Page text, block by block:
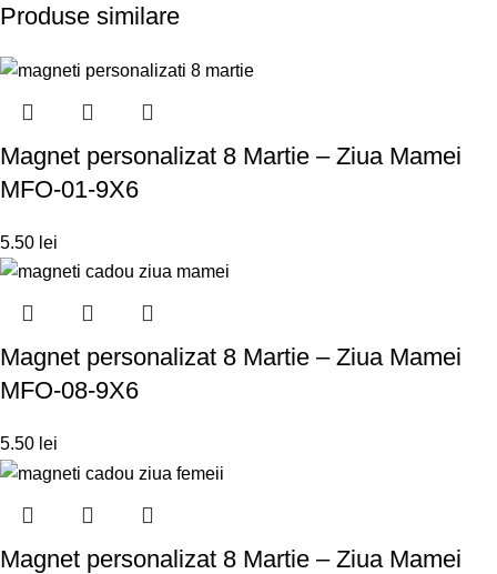
Produse similare
Magnet personalizat 8 Martie – Ziua Mamei
MFO-01-9X6
5.50 lei
Magnet personalizat 8 Martie – Ziua Mamei
MFO-08-9X6
5.50 lei
Magnet personalizat 8 Martie – Ziua Mamei